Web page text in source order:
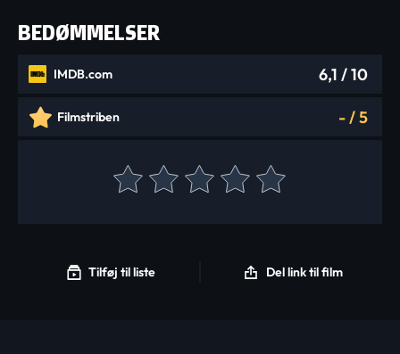
BEDØMMELSER
IMDB.com 6,1 / 10
Filmstriben -/5
Tilføj til liste Del link til film